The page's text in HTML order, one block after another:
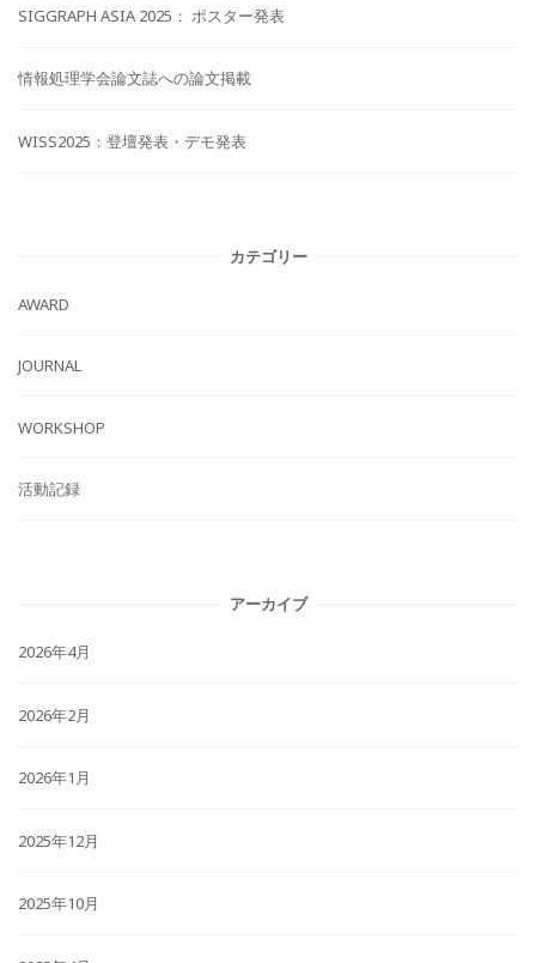
SIGGRAPH ASIA 2025： ポスター発表
情報処理学会論文誌への論文掲載
WISS2025：登壇発表・デモ発表
カテゴリー
AWARD
JOURNAL
WORKSHOP
活動記録
アーカイブ
2026年4月
2026年2月
2026年1月
2025年12月
2025年10月